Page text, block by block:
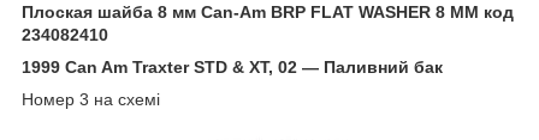
Плоская шайба 8 мм Can-Am BRP FLAT WASHER 8 MM код
234082410
1999 Can Am Traxter STD & XT, 02 — Паливний бак
Номер 3 на схемі